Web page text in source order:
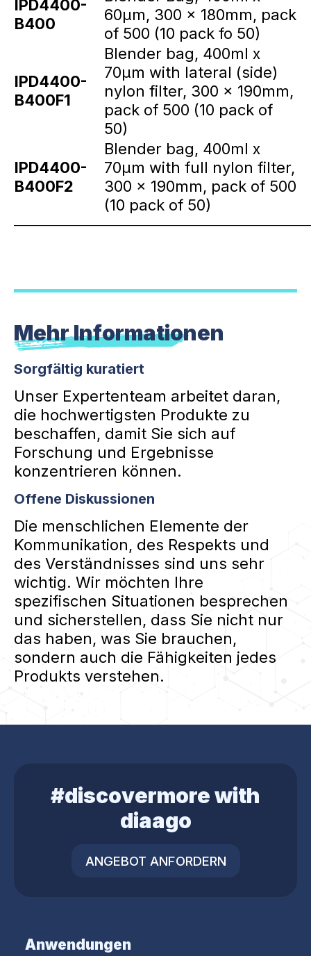
IPD4400-
B400
60µm, 300 x 180mm, pack
of 500 (10 pack fo 50)
IPD4400-
B400F1
Blender bag, 400ml x
70µm with lateral (side)
nylon filter, 300 x 190mm,
pack of 500 (10 pack of
50)
IPD4400-
B400F2
Blender bag, 400ml x
70µm with full nylon filter,
300 x 190mm, pack of 500
(10 pack of 50)
Mehr Informationen
Sorgfältig kuratiert
Unser Expertenteam arbeitet daran,
die hochwertigsten Produkte zu
beschaffen, damit Sie sich auf
Forschung und Ergebnisse
konzentrieren können.
Offene Diskussionen
Die menschlichen Elemente der
Kommunikation, des Respekts und
des Verständnisses sind uns sehr
wichtig. Wir möchten Ihre
spezifischen Situationen besprechen
und sicherstellen, dass Sie nicht nur
das haben, was Sie brauchen,
sondern auch die Fähigkeiten jedes
Produkts verstehen.
#discovermore with
diaago
ANGEBOT ANFORDERN
Anwendungen